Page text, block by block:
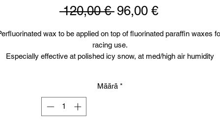
120,00 € Normaali
96,00 €Alehinta
wax to be applied on top of fluorinated paraffin waxes
racing use.
Especially effective at polished icy snow, at med/high air humidity
Määrä *